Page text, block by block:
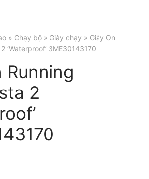
» Chạy bộ » Giày chạy » Giày On
‘Waterproof’ 3ME30143170
Running
2